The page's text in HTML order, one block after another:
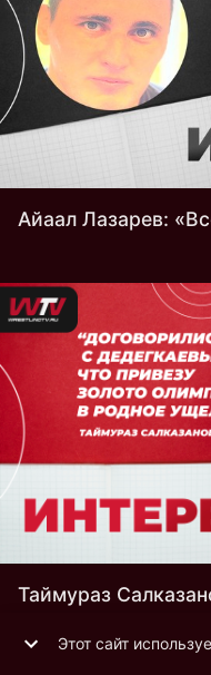
Айаал Лазарев:
Таймураз
Дедегкаевым, что
в родное ущелье»
Этот сайт